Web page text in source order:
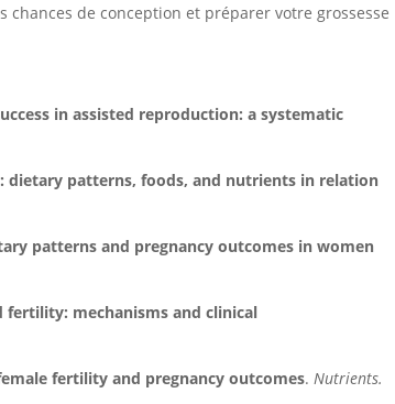
chances de conception et préparer votre grossesse
in assisted reproduction: a systematic
dietary patterns, foods, and nutrients in relation
patterns and pregnancy outcomes in women
fertility: mechanisms and clinical
fertility and pregnancy outcomes.Nutrients.